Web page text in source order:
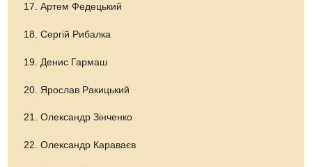
17. Артем Федецький
18. Сергій Рибалка
19. Денис Гармаш
20. Ярослав Ракицький
21. Олександр Зінченко
22. Олександр Караваєв